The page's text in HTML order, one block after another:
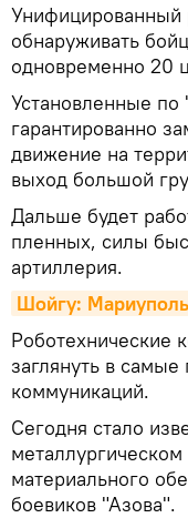
Унифицированный
обнаруживать
одновременно 20
Установленные
гарантированно
движение на
выход большой
Дальше будет
пленных, силы
артиллерия.
Шойгу:
Роботехнические
заглянуть в
коммуникаций.
Сегодня стало
материального
боевиков "Азова".